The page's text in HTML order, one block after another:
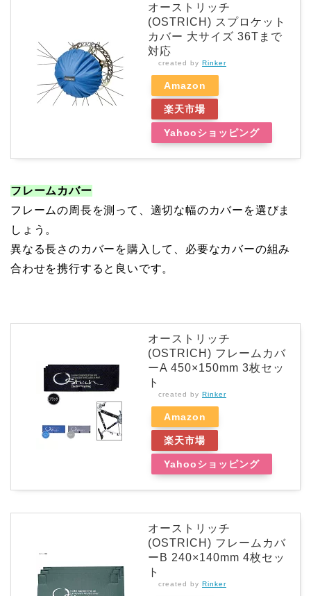
オーストリッチ
(OSTRICH) スプロケット
カバー 大サイズ 36Tまで
対応
created by Rinker
Amazon
楽天市場
Yahooショッピング
フレームカバー
フレームの周長を測って、適切な幅のカバーを選びま
しょう。
異なる長さのカバーを購入して、必要なカバーの組み
合わせを携行すると良いです。
オーストリッチ
(OSTRICH) フレームカバ
ーA 450×150mm 3枚セッ
ト
created by Rinker
Amazon
楽天市場
Yahooショッピング
オーストリッチ
(OSTRICH) フレームカバ
ーB 240×140mm 4枚セッ
ト
created by Rinker